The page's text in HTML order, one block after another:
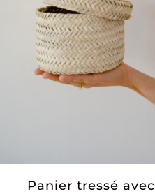
Panier tressé avec